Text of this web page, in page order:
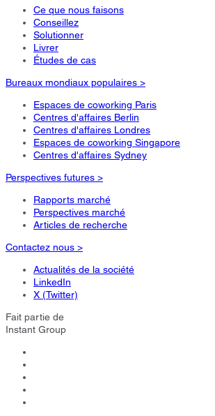
Ce que nous faisons
Conseillez
Solutionner
Livrer
Études de cas
Bureaux mondiaux populaires >
Espaces de coworking Paris
Centres d'affaires Berlin
Centres d'affaires Londres
Espaces de coworking Singapore
Centres d'affaires Sydney
Perspectives futures >
Rapports marché
Perspectives marché
Articles de recherche
Contactez nous >
Actualités de la société
LinkedIn
X (Twitter)
Fait partie de
Instant Group